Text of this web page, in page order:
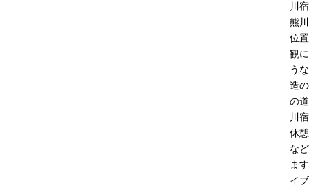
川
熊
位
観
う
造
の
川
休
な
ま
イ